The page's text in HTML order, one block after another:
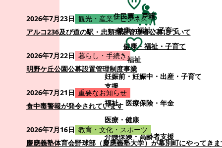
健康・福祉・子育て
健康・福祉・子育て
妊娠前・妊娠中・出産・子育て
支援
福祉
医療保険・年金
医療・健康
介護保険・高齢者支援
2026年7月23日 観光・産業・ビジネス
アルコ236及び道の駅・忠類指定管理者公募について
2026年7月22日 暮らし・手続き
明野ケ丘公園公募設置管理制度事業
2026年7月21日 重要なお知らせ
食中毒警報が発令されています
2026年7月16日 教育・文化・スポーツ
慶應義塾体育会野球部（慶應義塾大学）が幕別町にやってき
住民票・戸籍
福祉